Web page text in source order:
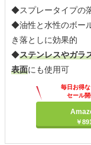
◆スプレータイプの
◆油性と水性のボー
き落としに効果的
◆ステンレスやガラ
表面にも使用可
毎日お得
セール
￥